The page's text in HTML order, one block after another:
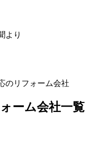
より
のリフォーム会社
ーム会社一覧